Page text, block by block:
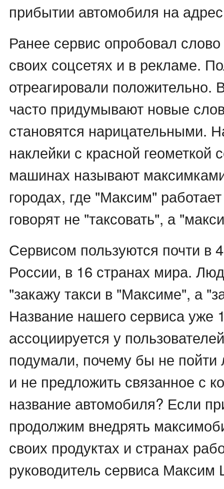
прибытии автомобиля на
Ранее сервис опробовал
своих соцсетях и в рекламе.
отреагировали
часто придумывают новые
становятся нарицательными.
наклейки с красной геометкой
машинах называют
городах, где "Максим"
говорят не "таксовать", а
Сервисом пользуются почти в
России, в 16 странах мира.
"закажу такси в "Максиме", а
Название нашего сервиса уже
ассоциируется у
подумали, почему бы не пойти
и не предложить связанное с
название автомобиля? Если
продолжим внедрять
своих продуктах и странах
руководитель сервиса